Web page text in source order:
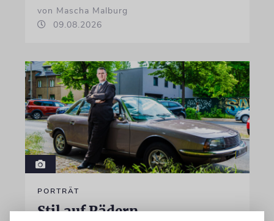
von Mascha Malburg
09.08.2026
PORTRÄT
Stil auf Rädern